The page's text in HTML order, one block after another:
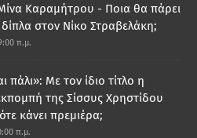
Καραμήτρου - Ποια θα πάρει
στον Νίκο Στραβελάκη;
π.μ.
πάλι»: Με τον ίδιο τίτλο η
της Σίσσυς Χρηστίδου
κάνει πρεμιέρα;
π.μ.